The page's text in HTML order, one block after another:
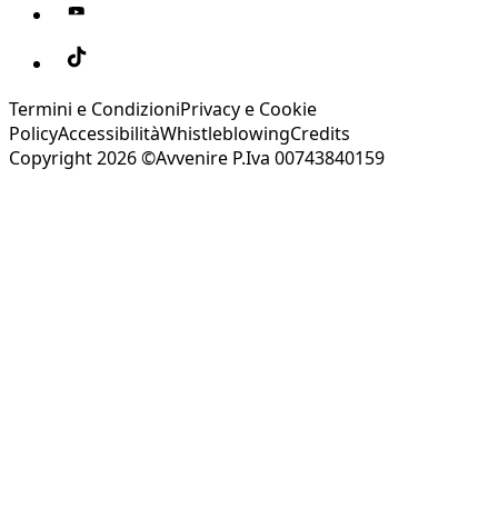
Termini e CondizioniPrivacy e Cookie
PolicyAccessibilitàWhistleblowingCredits
Copyright 2026 ©Avvenire P.Iva 00743840159